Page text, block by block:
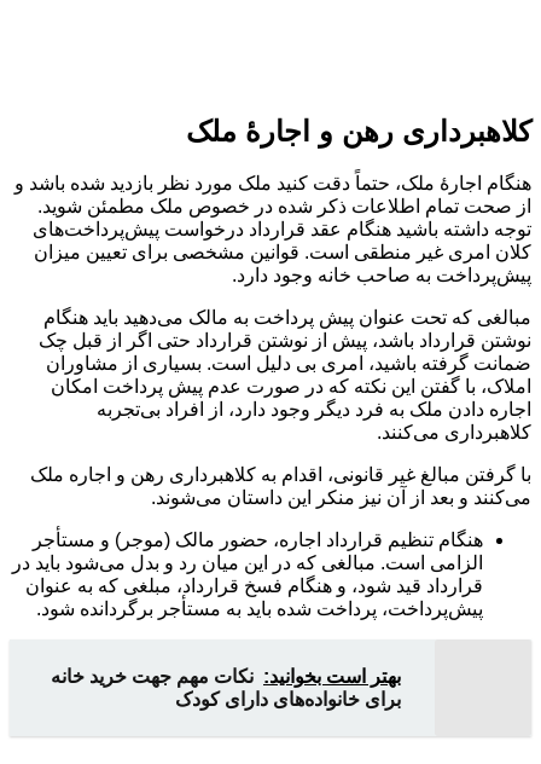
کلاهبرداری رهن و اجارۀ ملک
هنگام اجارۀ ملک، حتماً دقت کنید ملک مورد نظر بازدید شده باشد و
از صحت تمام اطلاعات ذکر شده در خصوص ملک مطمئن شوید.
توجه داشته باشید هنگام عقد قرارداد درخواست پیش‌پرداخت‌های
کلان امری غیر منطقی است. قوانین مشخصی برای تعیین میزان
پیش‌پرداخت به صاحب خانه وجود دارد.
مبالغی که تحت عنوان پیش پرداخت به مالک می‌دهید باید هنگام
نوشتن قرارداد باشد، پیش از نوشتن قرارداد حتی اگر از قبل چک
ضمانت گرفته باشید، امری بی دلیل است. بسیاری از مشاوران
املاک، با گفتن این نکته که در صورت عدم پیش پرداخت امکان
اجاره دادن ملک به فرد دیگر وجود دارد، از افراد بی‌تجربه
کلاهبرداری می‌کنند.
با گرفتن مبالغ غیر قانونی، اقدام به کلاهبرداری رهن و اجاره ملک
می‌کنند و بعد از آن نیز منکر این داستان می‌شوند.
هنگام تنظیم قرارداد اجاره، حضور مالک (موجر) و مستأجر
الزامی است. مبالغی که در این میان رد و بدل می‌شود باید در
قرارداد قید شود، و هنگام فسخ قرارداد، مبلغی که به عنوان
پیش‌پرداخت، پرداخت شده باید به مستأجر برگردانده شود.
بهتر است بخوانید: نکات مهم جهت خرید خانه
برای خانواده‌های دارای کودک